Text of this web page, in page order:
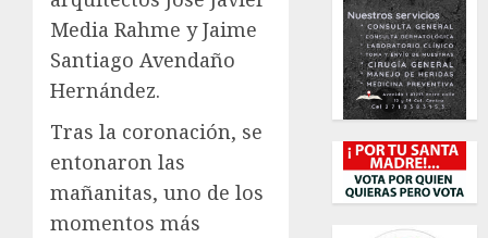
Media Rahme y Jaime
Santiago Avendaño
Hernández.
Tras la coronación, se
entonaron las
mañanitas, uno de los
momentos más